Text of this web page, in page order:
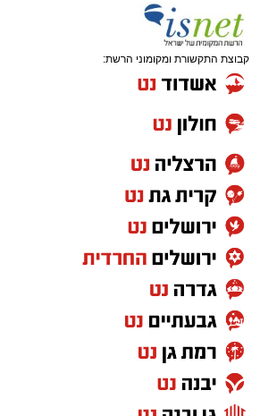
קבוצת התקשורת ומקומוני הרשת: